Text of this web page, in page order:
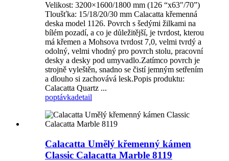
Velikost: 3200×1600/1800 mm (126 “x63″/70”)
Tloušťka: 15/18/20/30 mm Calacatta křemenná
deska model 1126. Povrch s šedými žilkami na
bílém pozadí, a co je důležitější, je tvrdost, kterou
má křemen a Mohsova tvrdost 7,0, velmi tvrdý a
odolný, velmi vhodný pro povrch stolu, pracovní
desky a desky pod umyvadlo.Zatímco povrch je
strojně vyleštěn, snadno se čistí jemným setřením
a dlouho si zachovává lesk.Popis produktu:
Calacatta Quartz ...
poptávkadetail
Calacatta Umělý křemenný kámen
Classic Calacatta Marble 8119